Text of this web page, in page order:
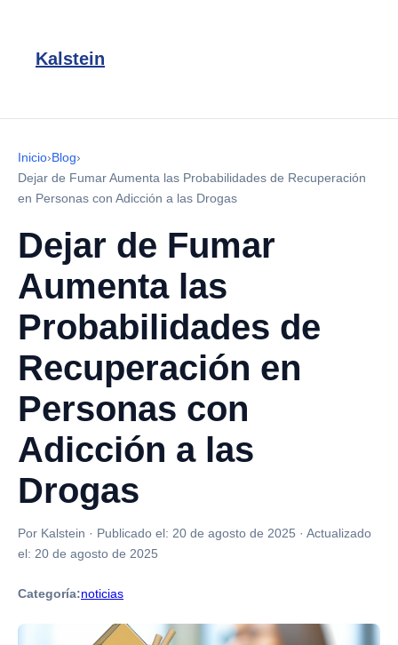
Kalstein
Inicio›Blog›
Dejar de Fumar Aumenta las Probabilidades de Recuperación
en Personas con Adicción a las Drogas
Dejar de Fumar
Aumenta las
Probabilidades de
Recuperación en
Personas con
Adicción a las
Drogas
Por Kalstein · Publicado el: 20 de agosto de 2025 · Actualizado
el: 20 de agosto de 2025
Categoría:noticias